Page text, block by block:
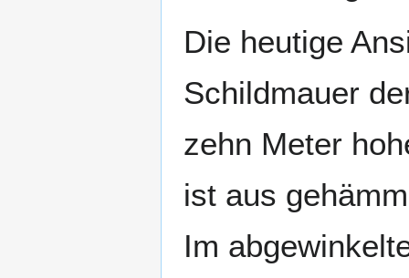
Die heutige
Schildmauer
zehn Meter
ist aus
Im